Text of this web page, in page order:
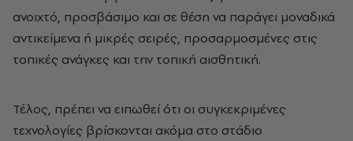
ανοιχτό, προσβάσιμο και σε θέση να παράγει μοναδικά
αντικείμενα ή μικρές σειρές, προσαρμοσμένες στις
τοπικές ανάγκες και την τοπική αισθητική.
Τέλος, πρέπει να ειπωθεί ότι οι συγκεκριμένες
τεχνολογίες βρίσκονται ακόμα στο στάδιο